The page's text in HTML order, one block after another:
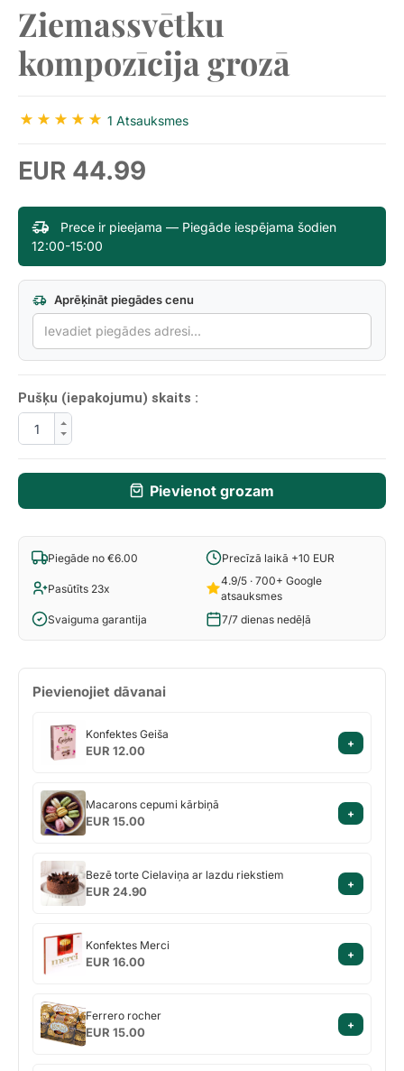
Ziemassvētku
kompozīcija grozā
1 Atsauksmes
EUR 44.99
Prece ir pieejama — Piegāde iespējama šodien
12:00-15:00
Aprēķināt piegādes cenu
Pušķu (iepakojumu) skaits :
Pievienot grozam
Piegāde no €6.00 Precīzā laikā +10 EUR
Pasūtīts 23x
4.9/5 · 700+ Google
atsauksmes
Svaiguma garantija
7/7 dienas nedēļā
Pievienojiet dāvanai
Konfektes
Geiša
Konfektes Geiša
EUR 12.00
+
Macarons
cepumi
kārbiņā
Macarons cepumi kārbiņā
EUR 15.00
+
Bezē
torte
Cielaviņa
lazdu
riekstiem
Bezē torte Cielaviņa ar lazdu riekstiem
EUR 24.90
+
Konfektes
Merci
Konfektes Merci
EUR 16.00
+
Ferrero
rocher
Ferrero rocher
EUR 15.00
+